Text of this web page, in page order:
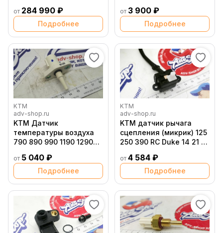
от 284 990 ₽
Подробнее
от 3 900 ₽
Подробнее
KTM
adv-shop.ru
KTM Датчик
температуры воздуха
790 890 990 1190 1290
EXC F TPI 13 21 (
61041080000 )
от 5 040 ₽
Подробнее
KTM
adv-shop.ru
KTM датчик рычага
сцепления (микрик) 125
250 390 RC Duke 14 21 (
от 4 584 ₽
Подробнее